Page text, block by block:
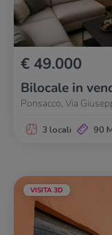
€ 49.000
Bilocale in
Ponsacco, Via
3 locali 90
VISITA 3D